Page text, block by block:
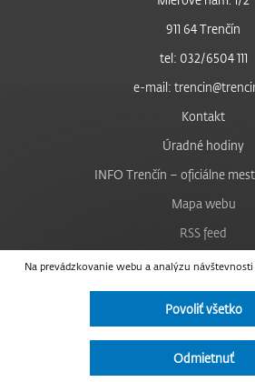
Na prevádzkovanie webu a analýzu
Povoliť všetko
Odmietnuť
911 64 Trenčín
tel: 032/6504 111
e-mail:
Kontakt
Úradné hodiny
INFO Trenčín – oficiálne
Mapa webu
RSS feed
Nastavenie cookies
Facebook
Instagram
Vyhlásenie o